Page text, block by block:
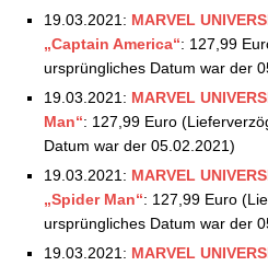
19.03.2021: MARVEL
„Captain America“: 127,99
ursprüngliches Datum war der
19.03.2021: MARVEL
Man“: 127,99 Euro
Datum war der 05.02.2021)
19.03.2021: MARVEL
„Spider Man“: 127,99 Euro
ursprüngliches Datum war der
19.03.2021: MARVEL